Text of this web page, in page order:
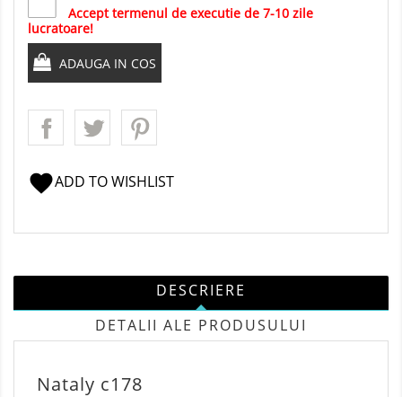
Accept termenul de executie de 7-10 zile
lucratoare!
ADAUGA IN COS
favoriteADD TO WISHLIST
DESCRIERE
DETALII ALE PRODUSULUI
Nataly c178